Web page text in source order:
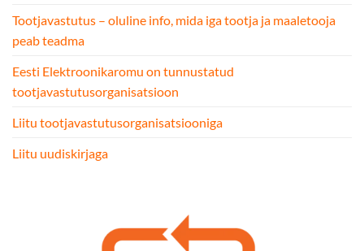
Tootjavastutus – oluline info, mida iga tootja ja maaletooja
peab teadma
Eesti Elektroonikaromu on tunnustatud
tootjavastutusorganisatsioon
Liitu tootjavastutusorganisatsiooniga
Liitu uudiskirjaga